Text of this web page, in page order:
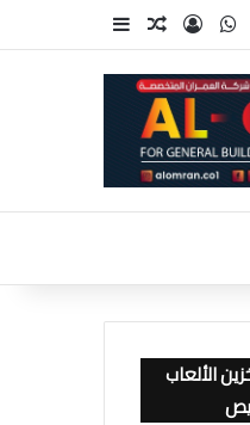
‫TikTok واتسابتسجيل الدخولمقال عشوائي
الألعاب